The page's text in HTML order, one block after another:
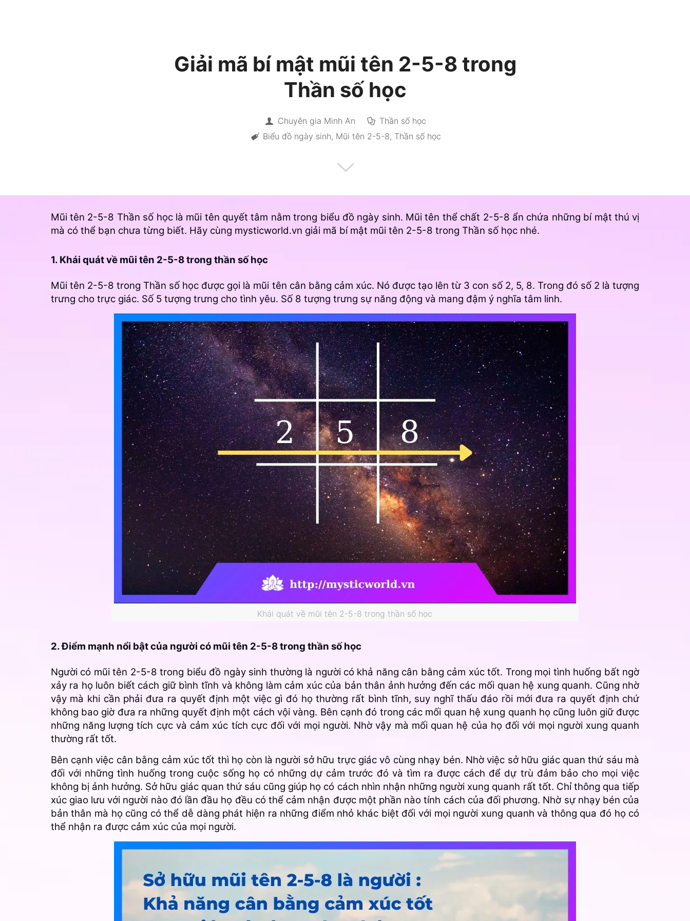
Giải mã bí mật mũi tên 2-5-8 trong
Thần số học
Chuyên gia Minh An
Thần số học
Biểu đồ ngày sinh, Mũi tên 2-5-8, Thần số học
Mũi tên 2-5-8 Thần số học là mũi tên quyết tâm nằm trong biểu đồ ngày sinh. Mũi tên thể chất 2-5-8 ẩn chứa những bí mật thú vị
mà có thể bạn chưa từng biết. Hãy cùng mysticworld.vn giải mã bí mật mũi tên 2-5-8 trong Thần số học nhé.
1. Khái quát về mũi tên 2-5-8 trong thần số học
Mũi tên 2-5-8 trong Thần số học được gọi là mũi tên cân bằng cảm xúc. Nó được tạo lên từ 3 con số 2, 5, 8. Trong đó số 2 là tượng
trưng cho trực giác. Số 5 tượng trưng cho tình yêu. Số 8 tượng trưng sự năng động và mang đậm ý nghĩa tâm linh.
Khái quát về mũi tên 2-5-8 trong thần số học
2. Điểm mạnh nổi bật của người có mũi tên 2-5-8 trong thần số học
Người có mũi tên 2-5-8 trong biểu đồ ngày sinh thường là người có khả năng cân bằng cảm xúc tốt. Trong mọi tình huống bất ngờ
xảy ra họ luôn biết cách giữ bình tĩnh và không làm cảm xúc của bản thân ảnh hưởng đến các mối quan hệ xung quanh. Cũng nhờ
vậy mà khi cần phải đưa ra quyết định một việc gì đó họ thường rất bình tĩnh, suy nghĩ thấu đáo rồi mới đưa ra quyết định chứ
không bao giờ đưa ra những quyết định một cách vội vàng. Bên cạnh đó trong các mối quan hệ xung quanh họ cũng luôn giữ được
những năng lượng tích cực và cảm xúc tích cực đối với mọi người. Nhờ vậy mà mối quan hệ của họ đối với mọi người xung quanh
thường rất tốt.
Bên cạnh việc cân bằng cảm xúc tốt thì họ còn là người sở hữu trực giác vô cùng nhạy bén. Nhờ việc sở hữu giác quan thứ sáu mà
đối với những tình huống trong cuộc sống họ có những dự cảm trước đó và tìm ra được cách để dự trù đảm bảo cho mọi việc
không bị ảnh hưởng. Sở hữu giác quan thứ sáu cũng giúp họ có cách nhìn nhận những người xung quanh rất tốt. Chỉ thông qua tiếp
xúc giao lưu với người nào đó lần đầu họ đều có thể cảm nhận được một phần nào tính cách của đối phương. Nhờ sự nhạy bén của
bản thân mà họ cũng có thể dễ dàng phát hiện ra những điểm nhỏ khác biệt đối với mọi người xung quanh và thông qua đó họ có
thể nhận ra được cảm xúc của mọi người.